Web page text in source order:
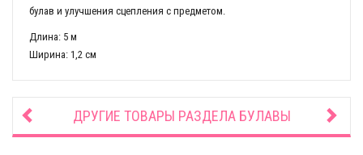
булав и улучшения сцепления с предметом.
Длина: 5 м
Ширина: 1,2 см
ДРУГИЕ ТОВАРЫ РАЗДЕЛА БУЛАВЫ